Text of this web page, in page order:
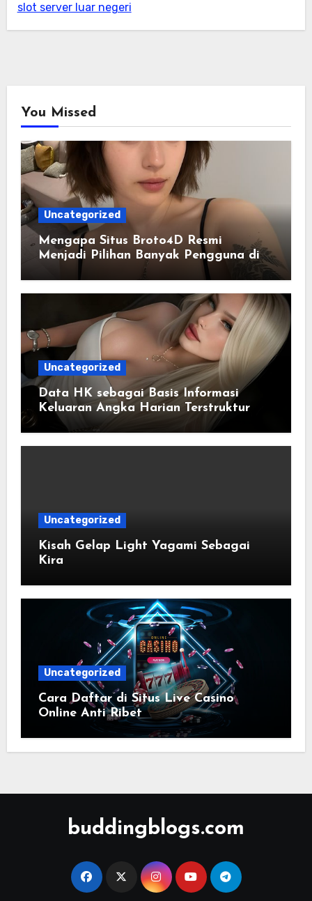
slot server luar negeri
You Missed
Uncategorized
Mengapa Situs Broto4D Resmi
Menjadi Pilihan Banyak Pengguna di
Uncategorized
Data HK sebagai Basis Informasi
Keluaran Angka Harian Terstruktur
Uncategorized
Kisah Gelap Light Yagami Sebagai
Kira
Uncategorized
Cara Daftar di Situs Live Casino
Online Anti Ribet
buddingblogs.com